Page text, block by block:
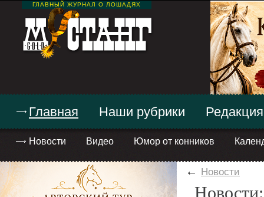
ГЛАВНЫЙ ЖУРНАЛ О ЛОШАДЯХ
Главная
Новости Видео Юмор от конников
Наши рубрики Редакция
← Новости